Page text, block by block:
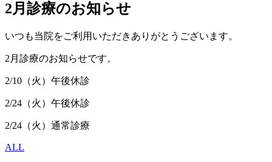
2月診療のお知らせ
いつも当院をご利用いただきありがとうございます。
2月診療のお知らせです。
2/10（火）午後休診
2/24（火）午後休診
2/24（火）通常診療
ALL